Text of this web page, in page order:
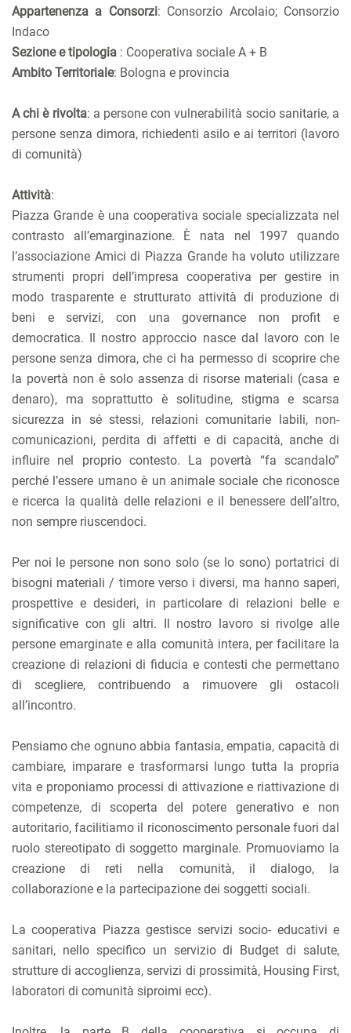
Appartenenza a Consorzi: Consorzio Arcolaio; Consorzio
Indaco
Sezione e tipologia : Cooperativa sociale A + B
Ambito Territoriale: Bologna e provincia
A chi è rivolta: a persone con vulnerabilità socio sanitarie, a
persone senza dimora, richiedenti asilo e ai territori (lavoro
di comunità)
Attività:
Piazza Grande è una cooperativa sociale specializzata nel
contrasto all’emarginazione. È nata nel 1997 quando
l’associazione Amici di Piazza Grande ha voluto utilizzare
strumenti propri dell’impresa cooperativa per gestire in
modo trasparente e strutturato attività di produzione di
beni e servizi, con una governance non profit e
democratica. Il nostro approccio nasce dal lavoro con le
persone senza dimora, che ci ha permesso di scoprire che
la povertà non è solo assenza di risorse materiali (casa e
denaro), ma soprattutto è solitudine, stigma e scarsa
sicurezza in sé stessi, relazioni comunitarie labili, non-
comunicazioni, perdita di affetti e di capacità, anche di
influire nel proprio contesto. La povertà “fa scandalo”
perché l’essere umano è un animale sociale che riconosce
e ricerca la qualità delle relazioni e il benessere dell’altro,
non sempre riuscendoci.
Per noi le persone non sono solo (se lo sono) portatrici di
bisogni materiali / timore verso i diversi, ma hanno saperi,
prospettive e desideri, in particolare di relazioni belle e
significative con gli altri. Il nostro lavoro si rivolge alle
persone emarginate e alla comunità intera, per facilitare la
creazione di relazioni di fiducia e contesti che permettano
di scegliere, contribuendo a rimuovere gli ostacoli
all’incontro.
Pensiamo che ognuno abbia fantasia, empatia, capacità di
cambiare, imparare e trasformarsi lungo tutta la propria
vita e proponiamo processi di attivazione e riattivazione di
competenze, di scoperta del potere generativo e non
autoritario, facilitiamo il riconoscimento personale fuori dal
ruolo stereotipato di soggetto marginale. Promuoviamo la
creazione di reti nella comunità, il dialogo, la
collaborazione e la partecipazione dei soggetti sociali.
La cooperativa Piazza gestisce servizi socio- educativi e
sanitari, nello specifico un servizio di Budget di salute,
strutture di accoglienza, servizi di prossimità, Housing First,
laboratori di comunità siproimi ecc).